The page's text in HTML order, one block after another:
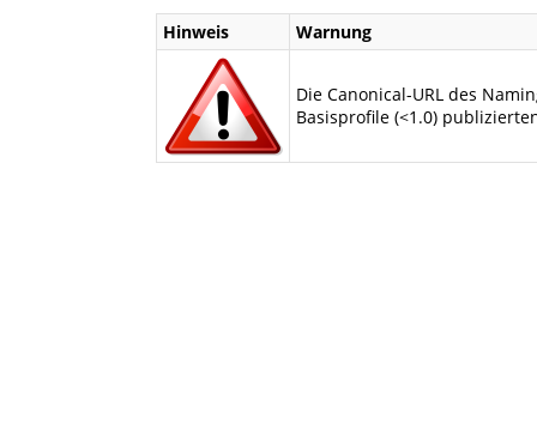
Hinweis Warnung
Die Canonical-URL des
Basisprofile (<1.0)